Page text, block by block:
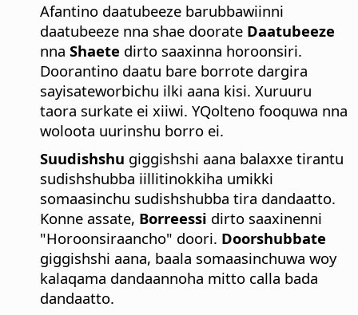
Afantino daatubeeze barubbawiinni
daatubeeze nna shae doorate Daatubeeze
nna Shaete dirto saaxinna horoonsiri.
Doorantino daatu bare borrote dargira
sayisateworbichu ilki aana kisi. Xuruuru
taora surkate ei xiiwi. YQolteno fooquwa nna
woloota uurinshu borro ei.
Suudishshu giggishshi aana balaxxe tirantu
sudishshubba iillitinokkiha umikki
somaasinchu sudishshubba tira dandaatto.
Konne assate, Borreessi dirto saaxinenni
"Horoonsiraancho" doori. Doorshubbate
giggishshi aana, baala somaasinchuwa woy
kalaqama dandaannoha mitto calla bada
dandaatto.